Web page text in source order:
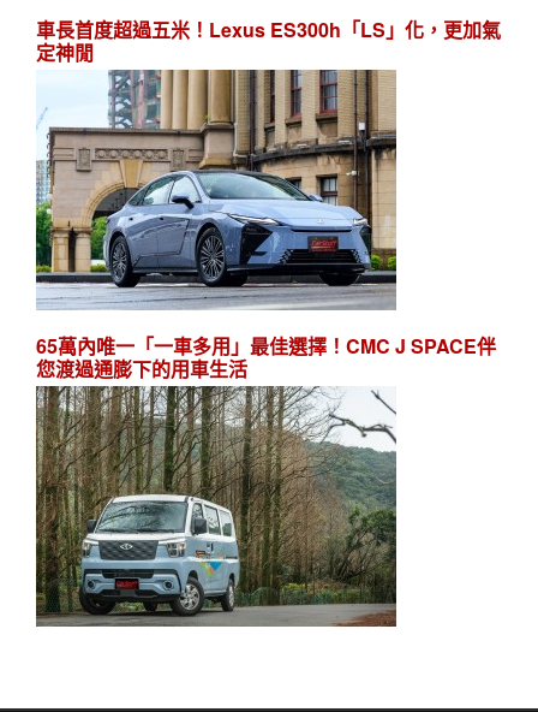
車長首度超過五米！Lexus ES300h「LS」化，更加氣
定神閒
65萬內唯一「一車多用」最佳選擇！CMC J SPACE伴
您渡過通膨下的用車生活